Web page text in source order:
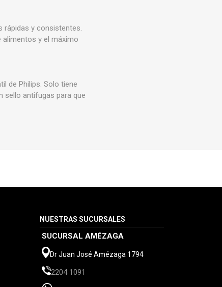
rápidas y consistentes.
y el máximo
de Philips. Solo tiene
sello antifugas para que
NUESTRAS SUCURSALES
SUCURSAL AMÉZAGA
Dr Juan José Amézaga 1794
2204 1091